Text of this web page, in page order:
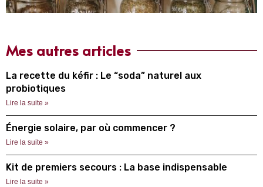
Mes autres articles
La recette du kéfir : Le “soda” naturel aux
probiotiques
Lire la suite »
Énergie solaire, par où commencer ?
Lire la suite »
Kit de premiers secours : La base indispensable
Lire la suite »